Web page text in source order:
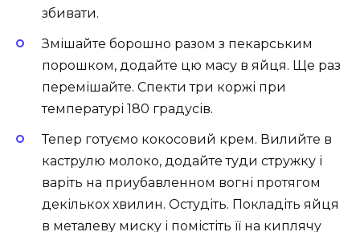
збивати.
Змішайте борошно разом з пекарським
порошком, додайте цю масу в яйця. Ще раз
перемішайте. Спекти три коржі при
температурі 180 градусів.
Тепер готуємо кокосовий крем. Вилийте в
каструлю молоко, додайте туди стружку і
варіть на приубавленном вогні протягом
декількох хвилин. Остудіть. Покладіть яйця
в металеву миску і помістіть її на киплячу